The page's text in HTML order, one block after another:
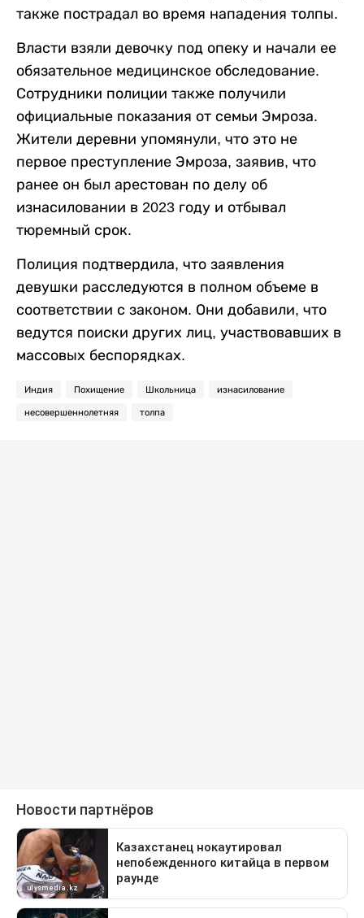
также пострадал во время нападения толпы.
Власти взяли девочку под опеку и начали ее
обязательное медицинское обследование.
Сотрудники полиции также получили
официальные показания от семьи Эмроза.
Жители деревни упомянули, что это не
первое преступление Эмроза, заявив, что
ранее он был арестован по делу об
изнасиловании в 2023 году и отбывал
тюремный срок.
Полиция подтвердила, что заявления
девушки расследуются в полном объеме в
соответствии с законом. Они добавили, что
ведутся поиски других лиц, участвовавших в
массовых беспорядках.
Индия Похищение Школьница изнасилование
несовершеннолетняя толпа